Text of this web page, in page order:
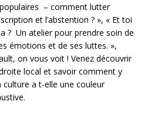
– comment lutter
et l’abstention ? », « Et toi
? Un atelier pour prendre soin de
émotions et de ses luttes. »,
on vous voit ! Venez découvrir
local et savoir comment y
a t-elle une couleur